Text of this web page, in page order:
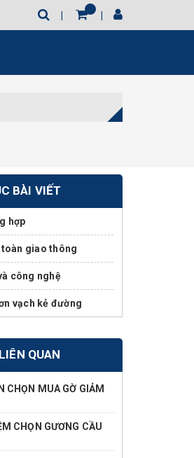
BÀI VIẾT
hợp
giao thông
công nghệ
vạch kẻ đường
QUAN
CHỌN MUA GỜ GIẢM
CHỌN GƯƠNG CẦU